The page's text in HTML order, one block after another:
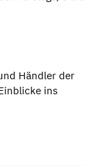
Händler der
ins